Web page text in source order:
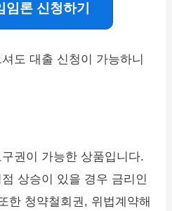
론 신청하기
도 대출 신청이 가능하니
권이 가능한 상품입니다.
상승이 있을 경우 금리인
한 청약철회권, 위법계약해